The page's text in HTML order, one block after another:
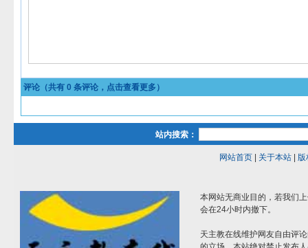
评论（共有 0 条评论，点击查看更多）
站内搜索：
网站首页| 关于本站| 版
本网站无商业目的，若我们
会在24小时内撤下。
天主教在线维护网友自由评